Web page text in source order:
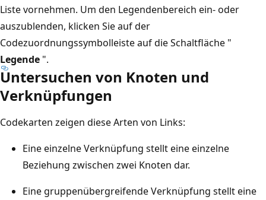
Liste vornehmen. Um den Legendenbereich ein- oder
auszublenden, klicken Sie auf der
Codezuordnungssymbolleiste auf die Schaltfläche "
Legende ".
Untersuchen von Knoten und
Verknüpfungen
Codekarten zeigen diese Arten von Links:
Eine einzelne Verknüpfung stellt eine einzelne
Beziehung zwischen zwei Knoten dar.
Eine gruppenübergreifende Verknüpfung stellt eine